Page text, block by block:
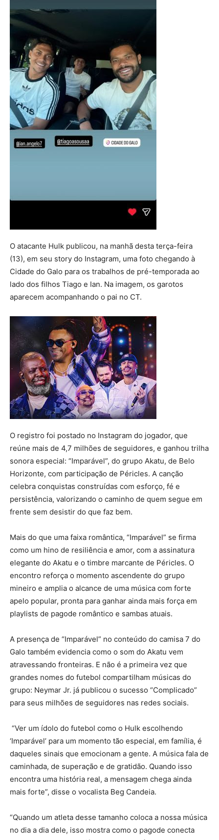
O atacante Hulk publicou, na manhã desta terça-feira
(13), em seu story do Instagram, uma foto chegando à
Cidade do Galo para os trabalhos de pré-temporada ao
lado dos filhos Tiago e Ian. Na imagem, os garotos
aparecem acompanhando o pai no CT.
O registro foi postado no Instagram do jogador, que
reúne mais de 4,7 milhões de seguidores, e ganhou trilha
sonora especial: “Imparável”, do grupo Akatu, de Belo
Horizonte, com participação de Péricles. A canção
celebra conquistas construídas com esforço, fé e
persistência, valorizando o caminho de quem segue em
frente sem desistir do que faz bem.
Mais do que uma faixa romântica, “Imparável” se firma
como um hino de resiliência e amor, com a assinatura
elegante do Akatu e o timbre marcante de Péricles. O
encontro reforça o momento ascendente do grupo
mineiro e amplia o alcance de uma música com forte
apelo popular, pronta para ganhar ainda mais força em
playlists de pagode romântico e sambas atuais.
A presença de “Imparável” no conteúdo do camisa 7 do
Galo também evidencia como o som do Akatu vem
atravessando fronteiras. E não é a primeira vez que
grandes nomes do futebol compartilham músicas do
grupo: Neymar Jr. já publicou o sucesso “Complicado”
para seus milhões de seguidores nas redes sociais.
“Ver um ídolo do futebol como o Hulk escolhendo
‘Imparável’ para um momento tão especial, em família, é
daqueles sinais que emocionam a gente. A música fala de
caminhada, de superação e de gratidão. Quando isso
encontra uma história real, a mensagem chega ainda
mais forte”, disse o vocalista Beg Candeia.
“Quando um atleta desse tamanho coloca a nossa música
no dia a dia dele, isso mostra como o pagode conecta